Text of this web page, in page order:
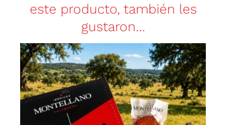
este producto, también les
gustaron…